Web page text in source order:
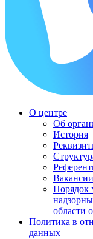
О центре
Об
История
Вакансии
Порядок
области
Политика в
данных